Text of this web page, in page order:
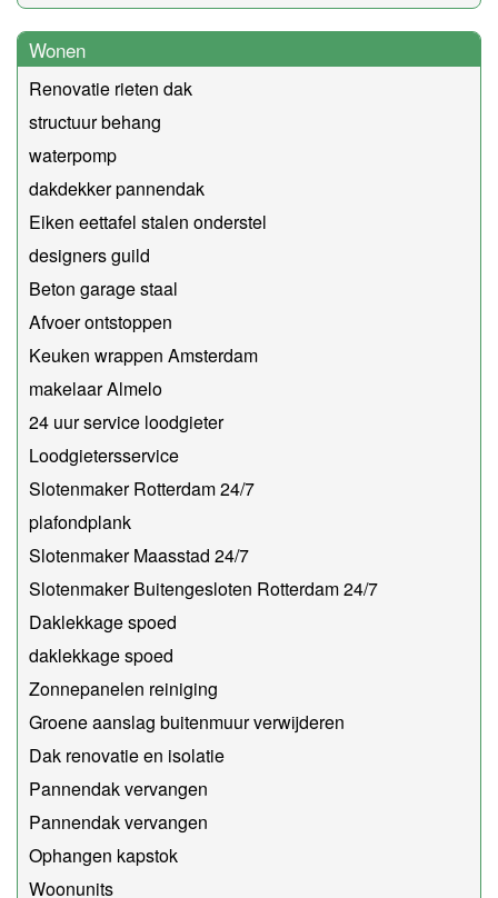
Wonen
Renovatie rieten dak
structuur behang
waterpomp
dakdekker pannendak
Eiken eettafel stalen onderstel
designers guild
Beton garage staal
Afvoer ontstoppen
Keuken wrappen Amsterdam
makelaar Almelo
24 uur service loodgieter
Loodgietersservice
Slotenmaker Rotterdam 24/7
plafondplank
Slotenmaker Maasstad 24/7
Slotenmaker Buitengesloten Rotterdam 24/7
Daklekkage spoed
daklekkage spoed
Zonnepanelen reiniging
Groene aanslag buitenmuur verwijderen
Dak renovatie en isolatie
Pannendak vervangen
Pannendak vervangen
Ophangen kapstok
Woonunits